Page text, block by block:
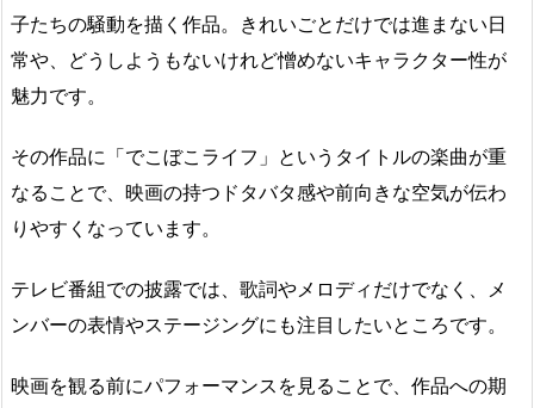
子たちの騒動を描く作品。きれいごとだけでは進まない日
常や、どうしようもないけれど憎めないキャラクター性が
魅力です。
その作品に「でこぼこライフ」というタイトルの楽曲が重
なることで、映画の持つドタバタ感や前向きな空気が伝わ
りやすくなっています。
テレビ番組での披露では、歌詞やメロディだけでなく、メ
ンバーの表情やステージングにも注目したいところです。
映画を観る前にパフォーマンスを見ることで、作品への期